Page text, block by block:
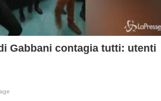
Gabbani contagia tutti: utenti